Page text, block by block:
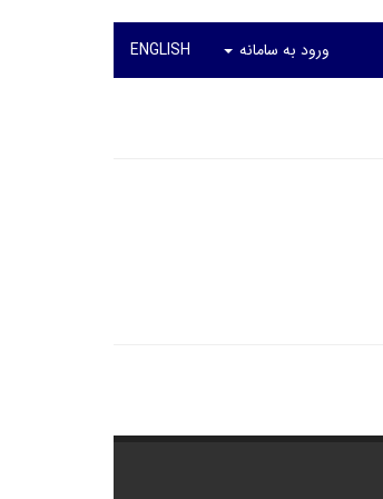
ورود به سامانه ENGLISH